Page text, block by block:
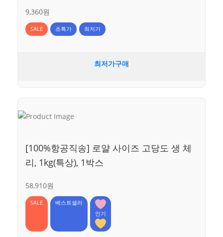
9,360원
SALE 초특가 최저가
최저가구매
[100%항공직송] 로얄 사이즈 고당도 생 체
리, 1kg(특상), 1박스
58,910원
SALE
베스트셀러
인기